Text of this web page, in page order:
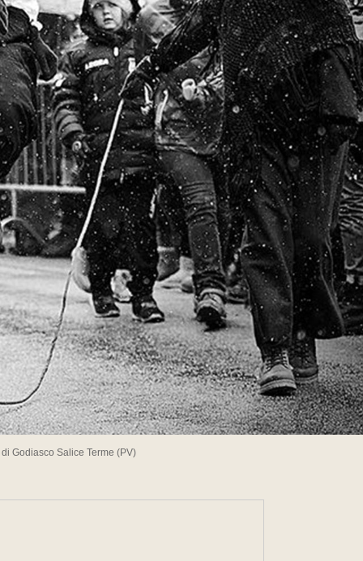
Godiasco Salice Terme (PV)